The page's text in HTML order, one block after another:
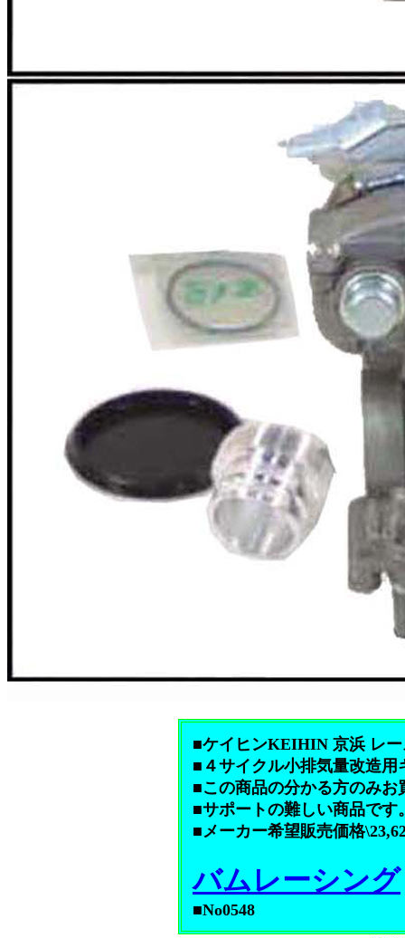
■ケイヒンKEIHIN 京浜 レ
■４サイクル小排気量改造
■この商品の分かる方のみお
■サポートの難しい商品です
■メーカー希望販売価格
バムレーシング
■No0548